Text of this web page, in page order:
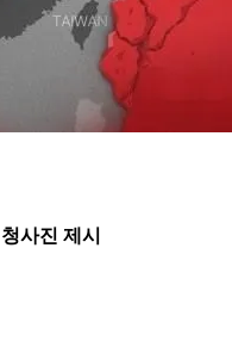
사진 제시